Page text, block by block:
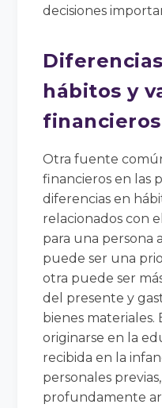
decisiones
hábitos y
financieros
Otra fuente
financieros en las
diferencias en
relacionados con
para una persona
puede ser una
otra puede ser
del presente y
bienes materiales.
originarse en la
recibida en la
personales
profundamente